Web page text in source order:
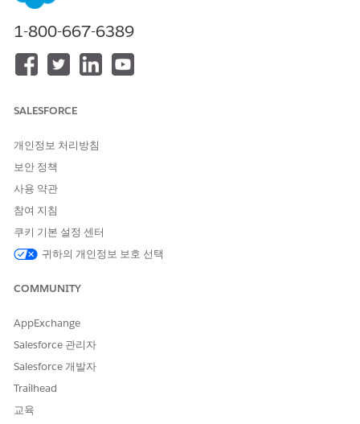
이 기사를 통해 문제를 해결했습니까?
1-800-667-6389
SALESFORCE
개인정보 처리방침
보안 정책
사용 약관
참여 지침
쿠키 기본 설정 센터
귀하의 개인정보 보호 선택
COMMUNITY
AppExchange
Salesforce 관리자
Salesforce 개발자
Trailhead
교육